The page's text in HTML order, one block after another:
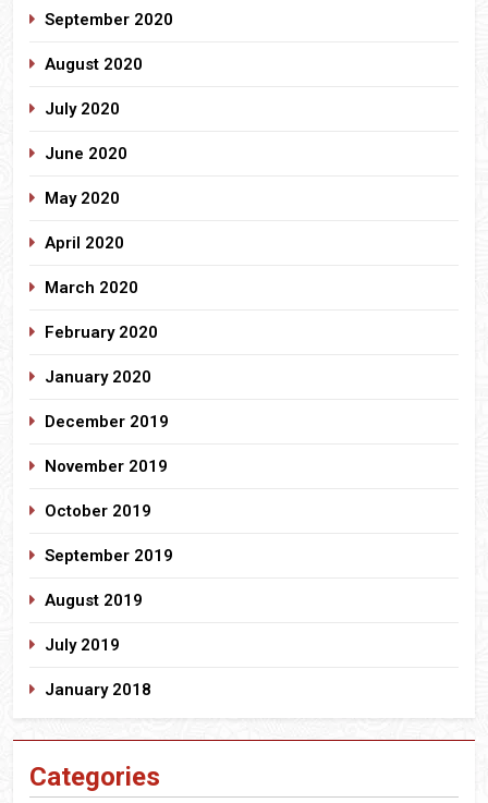
September 2020
August 2020
July 2020
June 2020
May 2020
April 2020
March 2020
February 2020
January 2020
December 2019
November 2019
October 2019
September 2019
August 2019
July 2019
January 2018
Categories